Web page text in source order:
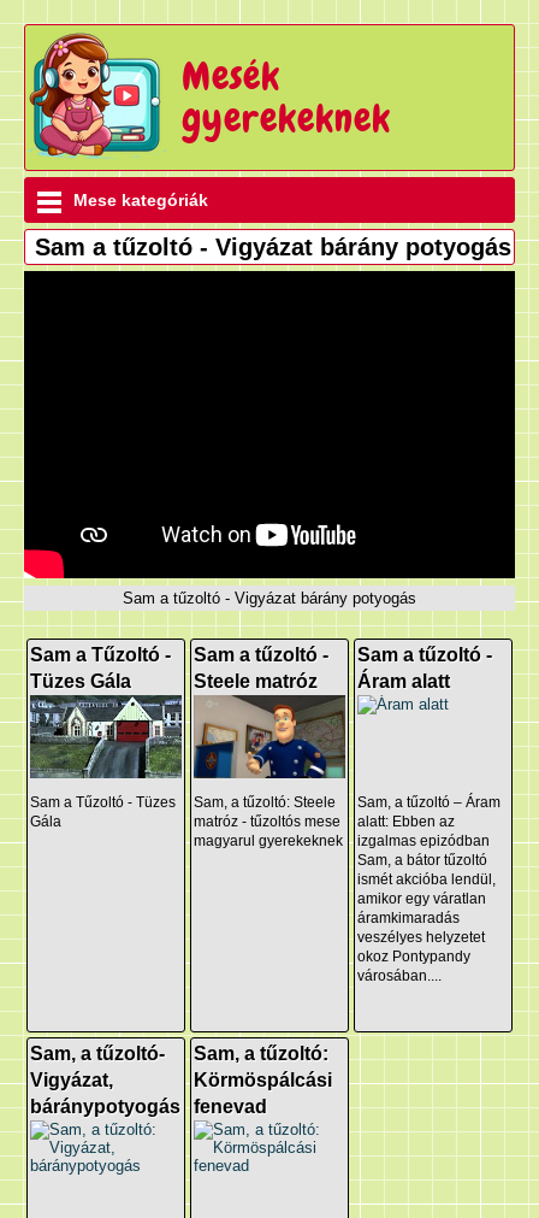
Mesék
gyerekeknek
Mese kategóriák
Sam a tűzoltó - Vigyázat bárány potyogás
Sam a tűzoltó - Vigyázat bárány potyogás
Sam a Tűzoltó -
Tüzes Gála
Sam a Tűzoltó - Tüzes
Gála
Sam a tűzoltó -
Steele matróz
Sam, a tűzoltó: Steele
matróz - tűzoltós mese
magyarul gyerekeknek
Sam a tűzoltó -
Áram alatt
Sam, a tűzoltó – Áram
alatt: Ebben az
izgalmas epizódban
Sam, a bátor tűzoltó
ismét akcióba lendül,
amikor egy váratlan
áramkimaradás
veszélyes helyzetet
okoz Pontypandy
városában....
Sam, a tűzoltó-
Vigyázat,
báránypotyogás
Sam, a tűzoltó:
Körmöspálcási
fenevad